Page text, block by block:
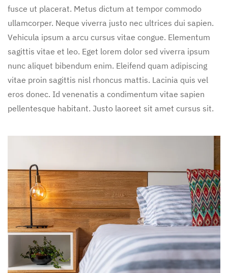
fusce ut placerat. Metus dictum at tempor commodo
ullamcorper. Neque viverra justo nec ultrices dui sapien.
Vehicula ipsum a arcu cursus vitae congue. Elementum
sagittis vitae et leo. Eget lorem dolor sed viverra ipsum
nunc aliquet bibendum enim. Eleifend quam adipiscing
vitae proin sagittis nisl rhoncus mattis. Lacinia quis vel
eros donec. Id venenatis a condimentum vitae sapien
pellentesque habitant. Justo laoreet sit amet cursus sit.